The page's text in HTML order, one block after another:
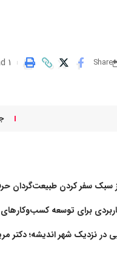
Share
1 Min Read
سبک سفر کردن طبیعت‌گردان
برای توسعه
در نزدیک شهر اندیشه؛ دکتر